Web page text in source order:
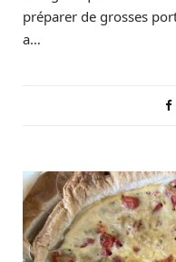
préparer de grosses
a…